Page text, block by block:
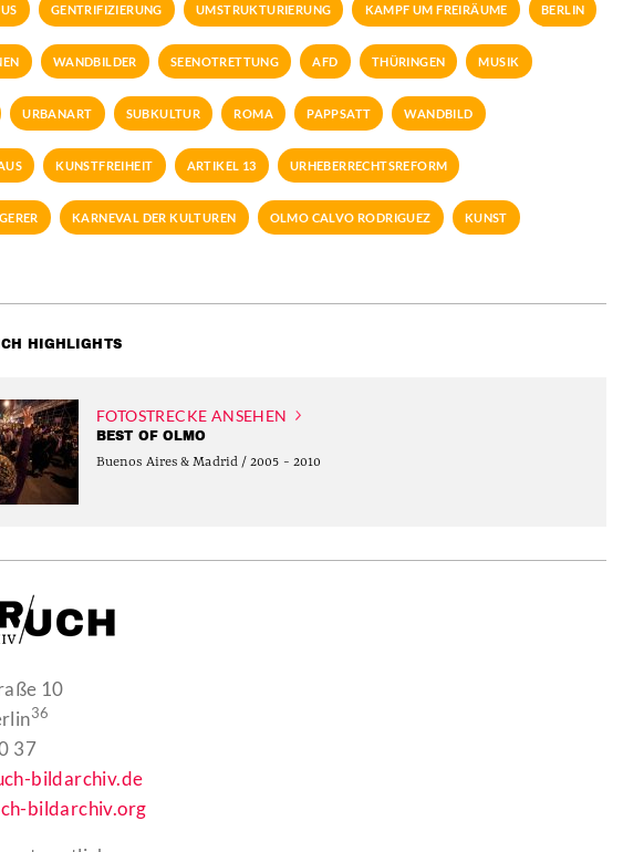
GENTRIFIZIERUNG UMSTRUKTURIERUNG KAMPF UM FREIRÄUME BERLIN
WANDBILDER SEENOTRETTUNG AFD THÜRINGEN MUSIK
URBANART SUBKULTUR ROMA PAPPSATT WANDBILD
KUNSTFREIHEIT ARTIKEL 13 URHEBERRECHTSREFORM
KARNEVAL DER KULTUREN OLMO CALVO RODRIGUEZ KUNST
HIGHLIGHTS
FOTOSTRECKE ANSEHEN
BEST OF OLMO
Buenos Aires & Madrid / 2005 - 2010
10
36
37
bildarchiv.de
bildarchiv.org